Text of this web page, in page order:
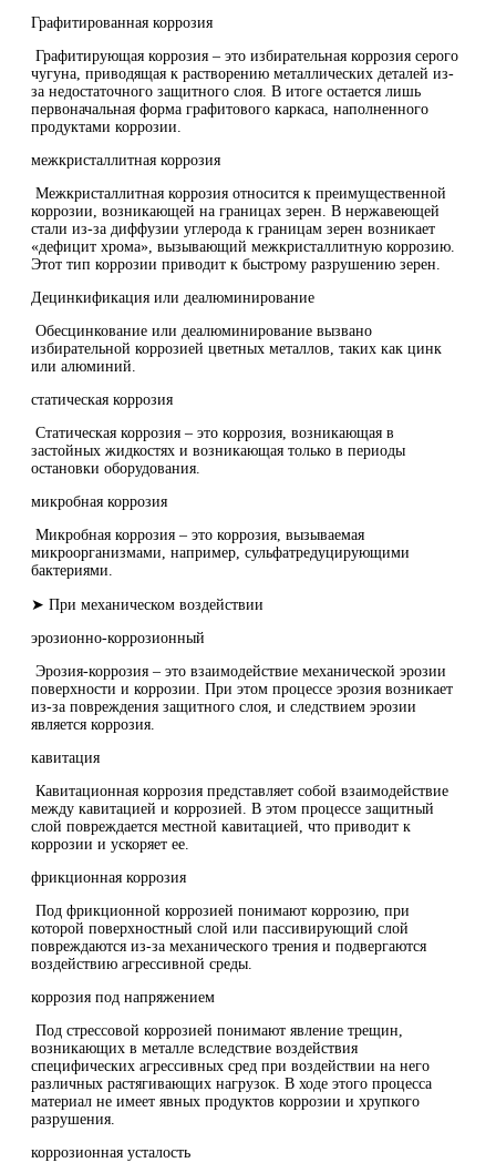
Графитированная коррозия
Графитирующая коррозия – это избирательная коррозия серого
чугуна, приводящая к растворению металлических деталей из-
за недостаточного защитного слоя. В итоге остается лишь
первоначальная форма графитового каркаса, наполненного
продуктами коррозии.
межкристаллитная коррозия
Межкристаллитная коррозия относится к преимущественной
коррозии, возникающей на границах зерен. В нержавеющей
стали из-за диффузии углерода к границам зерен возникает
«дефицит хрома», вызывающий межкристаллитную коррозию.
Этот тип коррозии приводит к быстрому разрушению зерен.
Децинкификация или деалюминирование
Обесцинкование или деалюминирование вызвано
избирательной коррозией цветных металлов, таких как цинк
или алюминий.
статическая коррозия
Статическая коррозия – это коррозия, возникающая в
застойных жидкостях и возникающая только в периоды
остановки оборудования.
микробная коррозия
Микробная коррозия – это коррозия, вызываемая
микроорганизмами, например, сульфатредуцирующими
бактериями.
➤ При механическом воздействии
эрозионно-коррозионный
Эрозия-коррозия – это взаимодействие механической эрозии
поверхности и коррозии. При этом процессе эрозия возникает
из-за повреждения защитного слоя, и следствием эрозии
является коррозия.
кавитация
Кавитационная коррозия представляет собой взаимодействие
между кавитацией и коррозией. В этом процессе защитный
слой повреждается местной кавитацией, что приводит к
коррозии и ускоряет ее.
фрикционная коррозия
Под фрикционной коррозией понимают коррозию, при
которой поверхностный слой или пассивирующий слой
повреждаются из-за механического трения и подвергаются
воздействию агрессивной среды.
коррозия под напряжением
Под стрессовой коррозией понимают явление трещин,
возникающих в металле вследствие воздействия
специфических агрессивных сред при воздействии на него
различных растягивающих нагрузок. В ходе этого процесса
материал не имеет явных продуктов коррозии и хрупкого
разрушения.
коррозионная усталость